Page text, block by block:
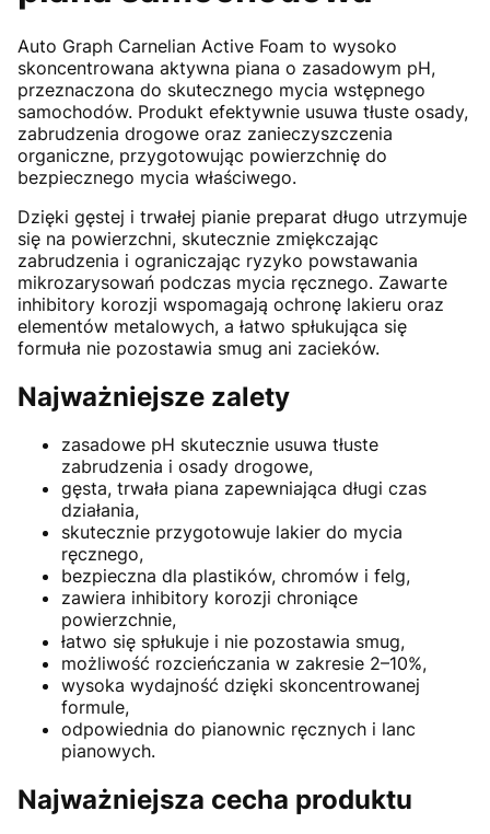
Auto Graph Carnelian Active Foam to wysoko
skoncentrowana aktywna piana o zasadowym pH,
przeznaczona do skutecznego mycia wstępnego
samochodów. Produkt efektywnie usuwa tłuste osady,
zabrudzenia drogowe oraz zanieczyszczenia
organiczne, przygotowując powierzchnię do
bezpiecznego mycia właściwego.
Dzięki gęstej i trwałej pianie preparat długo utrzymuje
się na powierzchni, skutecznie zmiękczając
zabrudzenia i ograniczając ryzyko powstawania
mikrozarysowań podczas mycia ręcznego. Zawarte
inhibitory korozji wspomagają ochronę lakieru oraz
elementów metalowych, a łatwo spłukująca się
formuła nie pozostawia smug ani zacieków.
Najważniejsze zalety
zasadowe pH skutecznie usuwa tłuste
zabrudzenia i osady drogowe,
gęsta, trwała piana zapewniająca długi czas
działania,
skutecznie przygotowuje lakier do mycia
ręcznego,
bezpieczna dla plastików, chromów i felg,
zawiera inhibitory korozji chroniące
powierzchnie,
łatwo się spłukuje i nie pozostawia smug,
możliwość rozcieńczania w zakresie 2–10%,
wysoka wydajność dzięki skoncentrowanej
formule,
odpowiednia do pianownic ręcznych i lanc
pianowych.
Najważniejsza cecha produktu